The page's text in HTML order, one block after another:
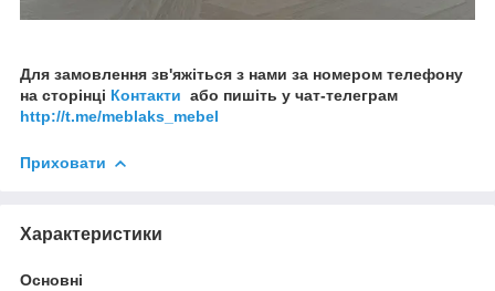
Для замовлення зв'яжіться з нами за номером телефону
на сторінці Контакти або пишіть у чат-телеграм
http://t.me/meblaks_mebel
Приховати
Характеристики
Основні